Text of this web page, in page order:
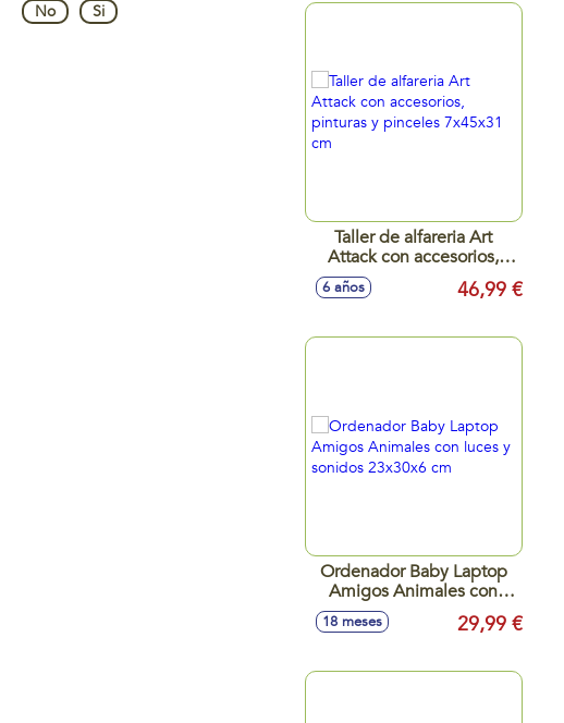
Taller de alfareria Art
Attack con accesorios,
pinturas y pinceles
7x45x31 cm
6 años 46,99 €
Ordenador Baby Laptop
Amigos Animales con
luces y sonidos 23x30x6
18 meses 29,99 €
No Si